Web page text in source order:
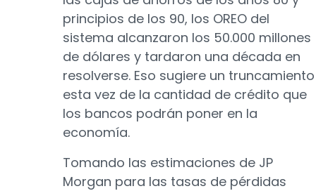
principios de los 90, los OREO del
sistema alcanzaron los 50.000 millones
de dólares y tardaron una década en
resolverse. Eso sugiere un truncamiento
esta vez de la cantidad de crédito que
los bancos podrán poner en la
economía.
Tomando las estimaciones de JP
Morgan para las tasas de pérdidas